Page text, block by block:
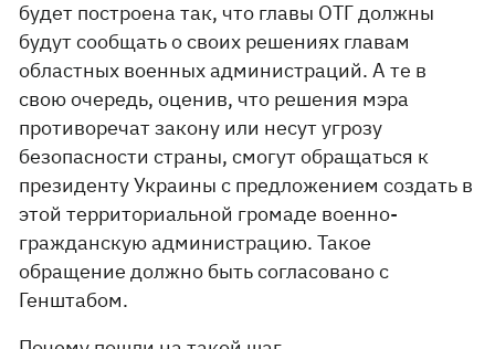
будет построена так, что главы ОТГ должны
будут сообщать о своих решениях главам
областных военных администраций. А те в
свою очередь, оценив, что решения мэра
противоречат закону или несут угрозу
безопасности страны, смогут обращаться к
президенту Украины с предложением создать в
этой территориальной громаде военно-
гражданскую администрацию. Такое
обращение должно быть согласовано с
Генштабом.